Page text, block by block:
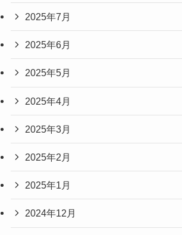
2025年7月
2025年6月
2025年5月
2025年4月
2025年3月
2025年2月
2025年1月
2024年12月